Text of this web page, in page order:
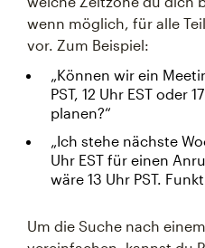
wenn möglich, für alle
vor. Zum Beispiel:
„Können wir ein
PST, 12 Uhr EST oder
planen?“
„Ich stehe nächste
Uhr EST für einen
wäre 13 Uhr PST.
Um die Suche nach